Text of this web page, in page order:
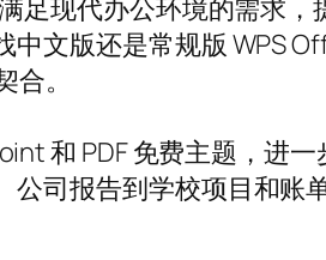
足现代办公环境的需求
文版还是常规版 WPS
。
和 PDF 免费主题，进
司报告到学校项目和账